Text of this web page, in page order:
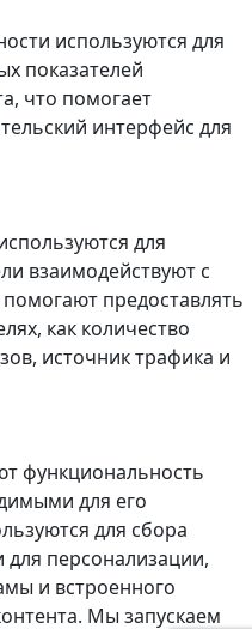
используются для
показателей
что помогает
интерфейс для
для
взаимодействуют с
предоставлять
как количество
источник трафика и
функциональность
для его
для сбора
персонализации,
и встроенного
Мы запускаем